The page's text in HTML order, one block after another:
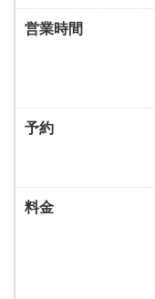
営業時間
予約
料金